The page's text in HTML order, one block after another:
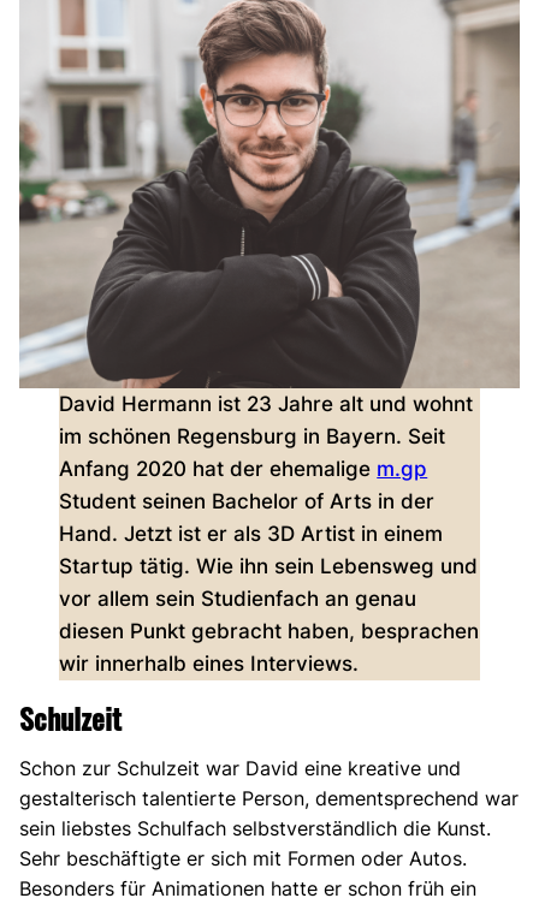
David Hermann ist 23 Jahre alt und wohnt
im schönen Regensburg in Bayern. Seit
Anfang 2020 hat der ehemalige m.gp
Student seinen Bachelor of Arts in der
Hand. Jetzt ist er als 3D Artist in einem
Startup tätig. Wie ihn sein Lebensweg und
vor allem sein Studienfach an genau
diesen Punkt gebracht haben, besprachen
wir innerhalb eines Interviews.
Schulzeit
Schon zur Schulzeit war David eine kreative und
gestalterisch talentierte Person, dementsprechend war
sein liebstes Schulfach selbstverständlich die Kunst.
Sehr beschäftigte er sich mit Formen oder Autos.
Besonders für Animationen hatte er schon früh ein